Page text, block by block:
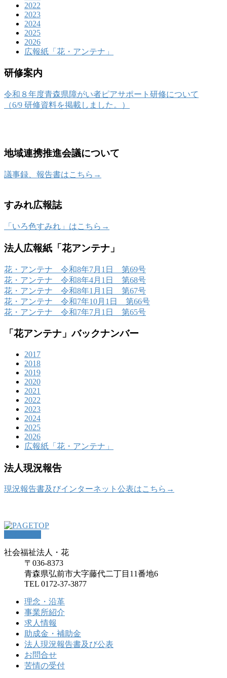
2022
2023
2024
2025
2026
広報紙「花・アンテナ」
研修案内
令和８年度青森県障がい者ピアサポート研修について
（6/9 研修資料を掲載しました。）
地域連携推進会議について
議事録、報告書はこちら→
すみれ広報誌
「いろ色すみれ」はこちら→
法人広報紙「花アンテナ」
花・アンテナ 令和8年7月1日 第69号
花・アンテナ 令和8年4月1日 第68号
花・アンテナ 令和8年1月1日 第67号
花・アンテナ 令和7年10月1日 第66号
花・アンテナ 令和7年7月1日 第65号
「花アンテナ」バックナンバー
2017
2018
2019
2020
2021
2022
2023
2024
2025
2026
広報紙「花・アンテナ」
法人現況報告
現況報告書及びインターネット公表はこちら→
社会福祉法人・花
〒036-8373
青森県弘前市大字藤代二丁目11番地6
TEL 0172-37-3877
理念・沿革
事業所紹介
求人情報
助成金・補助金
法人現況報告書及び公表
お問合せ
苦情の受付